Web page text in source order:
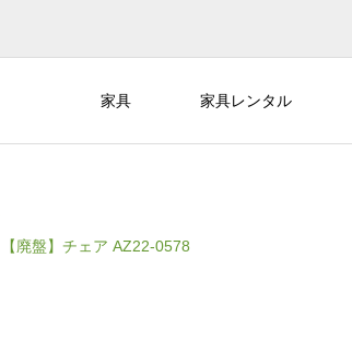
家具 家具レンタル
【廃盤】チェア AZ22-0578